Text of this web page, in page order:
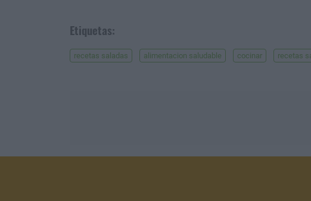
Etiquetas:
recetas saladas alimentacion saludable cocinar recetas